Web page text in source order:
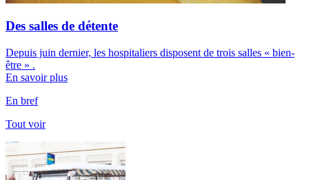
Des salles de détente
Depuis juin dernier, les hospitaliers disposent de trois salles « bien-
être » .
En savoir plus
En bref
Tout voir